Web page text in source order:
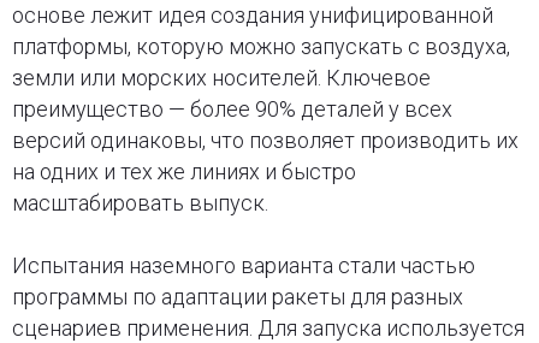
основе лежит идея создания унифицированной
платформы, которую можно запускать с воздуха,
земли или морских носителей. Ключевое
преимущество — более 90% деталей у всех
версий одинаковы, что позволяет производить их
на одних и тех же линиях и быстро
масштабировать выпуск.
Испытания наземного варианта стали частью
программы по адаптации ракеты для разных
сценариев применения. Для запуска используется